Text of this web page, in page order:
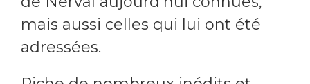
mais aussi celles qui lui ont été
adressées.